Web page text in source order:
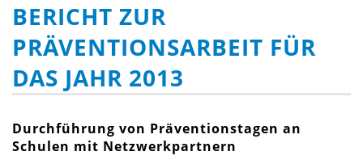
BERICHT ZUR
PRÄVENTIONSARBEIT FÜR
DAS JAHR 2013
Durchführung von Präventionstagen an
Schulen mit Netzwerkpartnern